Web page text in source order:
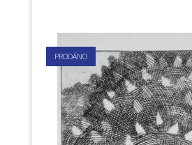
PRODÁNO